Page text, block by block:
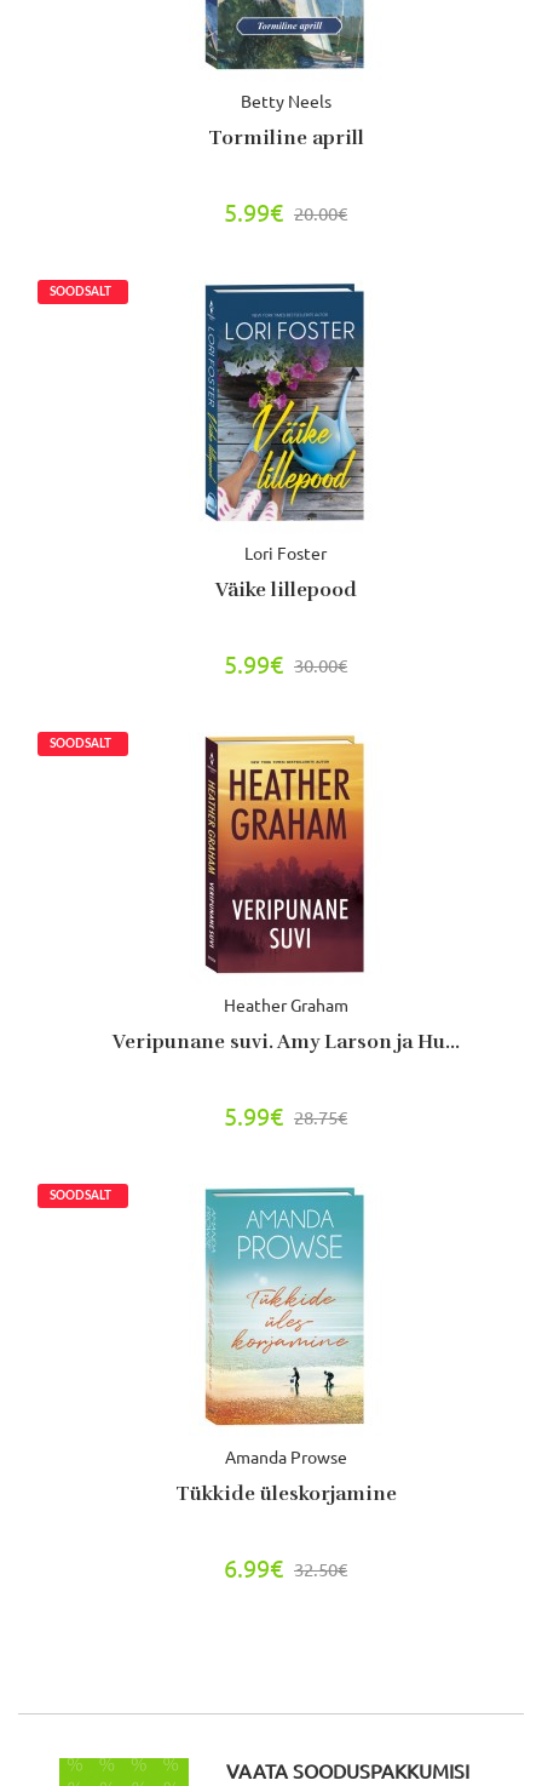
Betty Neels
Tormiline aprill
5.99€ 20.00€
Lori Foster
Väike lillepood
5.99€ 30.00€
Heather Graham
Veripunane suvi. Amy Larson ja Hu...
5.99€ 28.75€
Amanda Prowse
Tükkide üleskorjamine
6.99€ 32.50€
VAATA SOODUSPAKKUMISI